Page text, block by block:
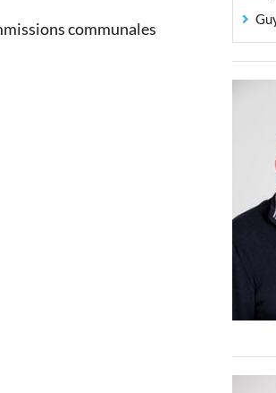
communales